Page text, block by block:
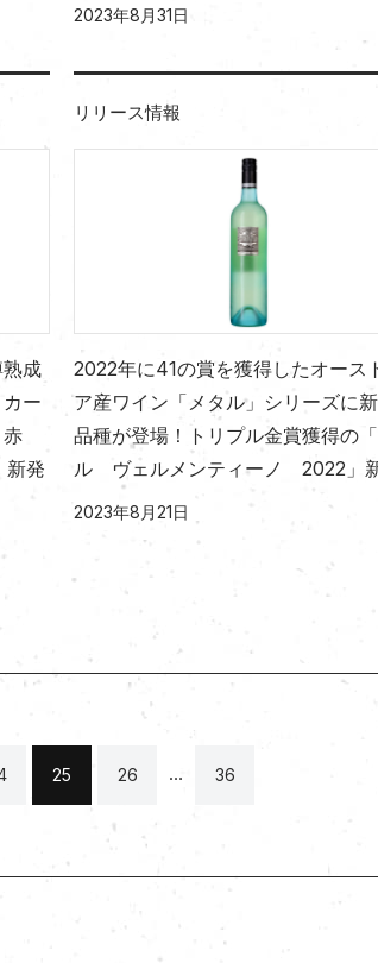
2023年8月31日
熟成
ー
赤
新発
リリース情報
2022年に41の賞を獲得したオース
ア産ワイン「メタル」シリーズに
品種が登場！トリプル金賞獲得の
ル ヴェルメンティーノ 2022」
2023年8月21日
25 26 … 36